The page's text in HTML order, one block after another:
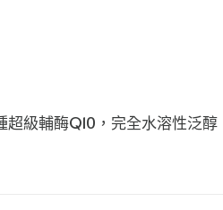
級輔酶Q10，完全水溶性泛醇